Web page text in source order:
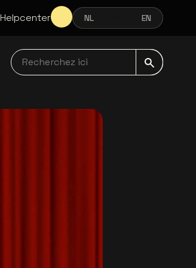
Helpcenter NEDERLANDS
NL FRANÇAISENGLISH
EN
Recherchez ici navbar